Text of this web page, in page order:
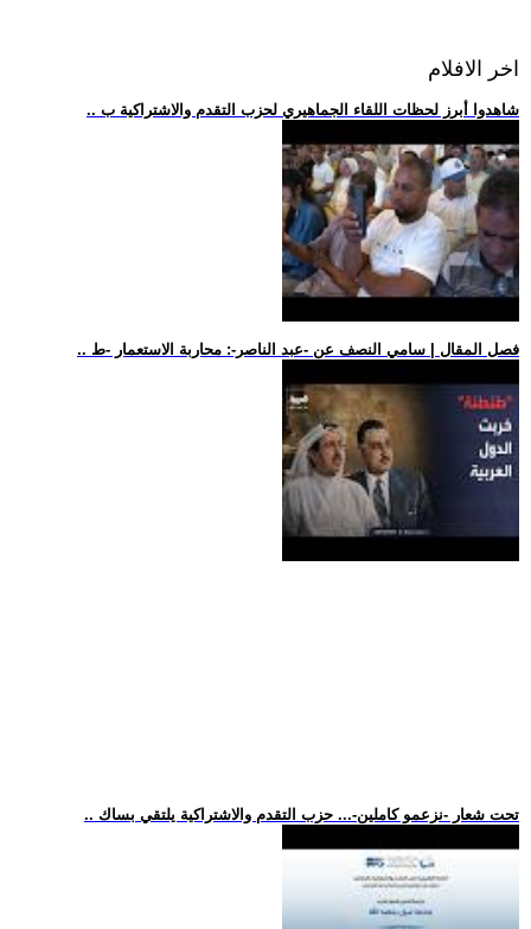
اخر الافلام
.. شاهدوا أبرز لحظات اللقاء الجماهيري لحزب التقدم والاشتراكية ب
.. فصل المقال | سامي النصف عن -عبد الناصر-: محاربة الاستعمار -ط
.. تحت شعار -نزعمو كاملين-... حزب التقدم والاشتراكية يلتقي بساك